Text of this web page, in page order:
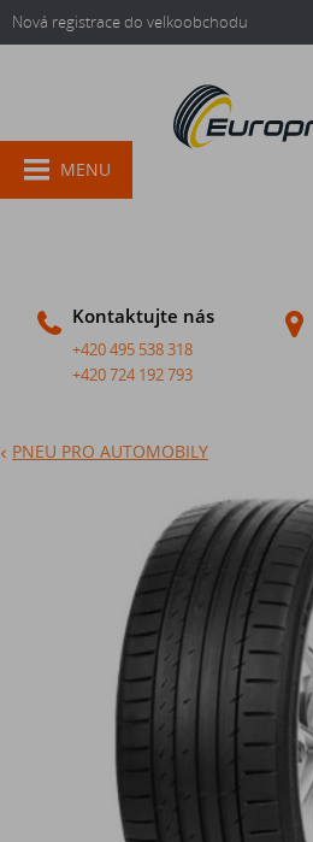
Nová registrace do velkoobchodu
Kontaktujte nás
+420 495 538 318
+420 724 192 793
MENU
PNEU PRO AUTOMOBILY